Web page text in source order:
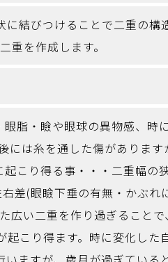
結びつけることで二重の構
を作成します。
脂・瞼や眼球の異物感、時
は糸を通した傷があります
こり得る事・・・二重幅の
差(眼瞼下垂の有無・かぶれ
い二重を作り過ぎることで、
こり得ます。時に変化した